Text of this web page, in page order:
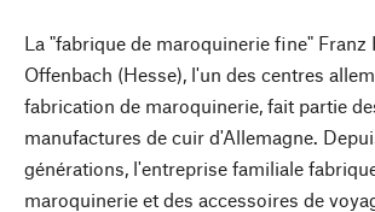
La "fabrique de maroquinerie fine" Franz
Offenbach (Hesse), l'un des centres
fabrication de maroquinerie, fait partie
manufactures de cuir d'Allemagne.
générations, l'entreprise familiale
maroquinerie et des accessoires de